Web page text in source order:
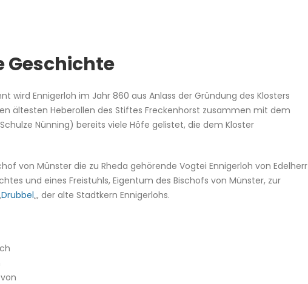
Geschichte
wird Ennigerloh im Jahr 860 aus Anlass der Gründung des Klosters
ältesten Heberollen des Stiftes Freckenhorst zusammen mit dem
Nünning) bereits viele Höfe gelistet, die dem Kloster
von Münster die zu Rheda gehörende Vogtei Ennigerloh von Edelherr
und eines Freistuhls, Eigentum des Bischofs von Münster, zur
Drubbel„, der alte Stadtkern Ennigerlohs.